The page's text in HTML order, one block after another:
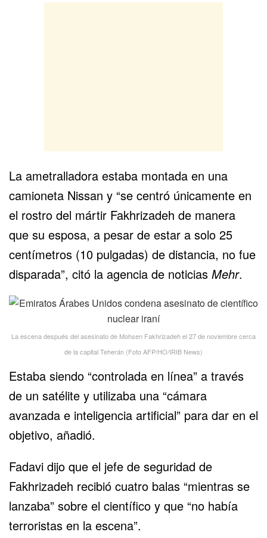
La ametralladora estaba montada en una
camioneta Nissan y “se centró únicamente en
el rostro del mártir Fakhrizadeh de manera
que su esposa, a pesar de estar a solo 25
centímetros (10 pulgadas) de distancia, no fue
disparada”, citó la agencia de noticias Mehr.
La escena después del asesinato de Mohsen Fakhrizadeh el 27 de noviembre cerca
de la capital Teherán (Foto AFP/HO/IRIB News)
Estaba siendo “controlada en línea” a través
de un satélite y utilizaba una “cámara
avanzada e inteligencia artificial” para dar en el
objetivo, añadió.
Fadavi dijo que el jefe de seguridad de
Fakhrizadeh recibió cuatro balas “mientras se
lanzaba” sobre el científico y que “no había
terroristas en la escena”.